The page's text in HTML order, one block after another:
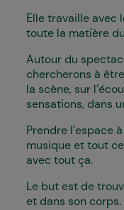
Elle travaille avec
toute la matière
Autour du
chercherons à
la scène, sur
sensations, dans
Prendre l’espace
musique et tout
avec tout ça.
Le but est de
et dans son corps.